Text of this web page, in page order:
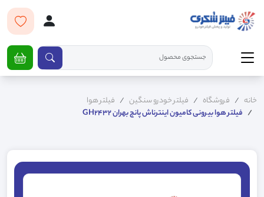
خانه فروشگاه فیلتر خودرو سنگین
فیلتر هوا
فیلتر هوا بیرونی کامیون اینترناش پانچ بهران GH2432